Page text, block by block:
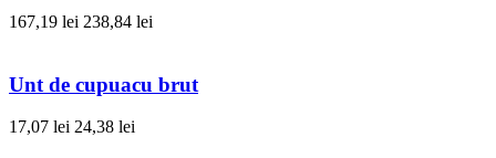
167,19 lei 238,84 lei
Unt de cupuacu brut
17,07 lei 24,38 lei